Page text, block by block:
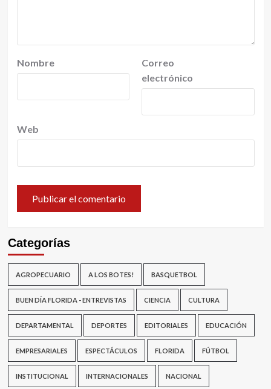
Nombre
Correo
electrónico
Web
Categorías
AGROPECUARIO A LOS BOTES! BASQUETBOL
BUEN DÍA FLORIDA - ENTREVISTAS CIENCIA CULTURA
DEPARTAMENTAL DEPORTES EDITORIALES EDUCACIÓN
EMPRESARIALES ESPECTÁCULOS FLORIDA FÚTBOL
INSTITUCIONAL INTERNACIONALES NACIONAL